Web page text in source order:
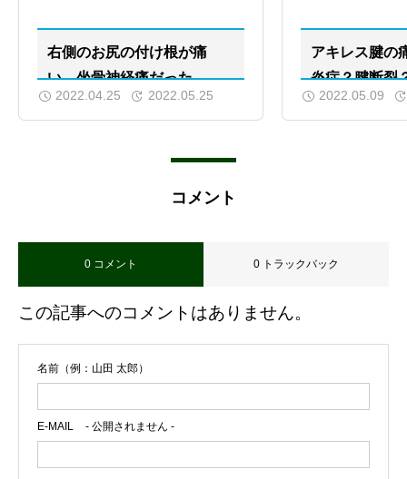
右側のお尻の付け根が痛
い、坐骨神経痛だった
2022.04.25 2022.05.25
アキレス腱の
炎症？腱断裂
や予防法とは
2022.05.09
コメント
0 コメント 0 トラックバック
この記事へのコメントはありません。
名前（例：山田 太郎）
E-MAIL - 公開されません -